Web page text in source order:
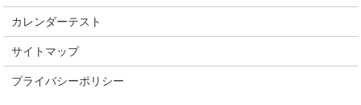
カレンダーテスト
サイトマップ
プライバシーポリシー